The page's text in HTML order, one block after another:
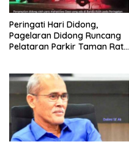
Peringati Hari Didong,
Pagelaran Didong Runcang
Pelataran Parkir Taman Ratu